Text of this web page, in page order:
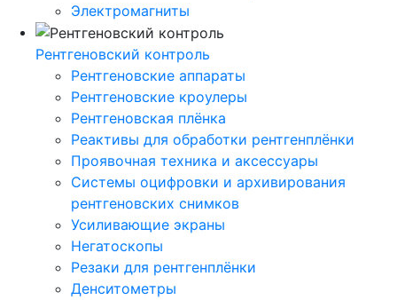
Электромагниты
Рентгеновский контроль
Рентгеновские аппараты
Рентгеновские кроулеры
Рентгеновская плёнка
Реактивы для обработки рентгенплёнки
Проявочная техника и аксессуары
Системы оцифровки и архивирования
рентгеновских снимков
Усиливающие экраны
Негатоскопы
Резаки для рентгенплёнки
Денситометры